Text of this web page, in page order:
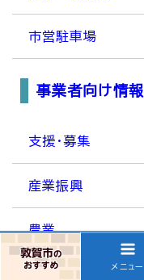
メニュー
市営駐車場
事業者向け情報
支援・募集
産業振興
農業